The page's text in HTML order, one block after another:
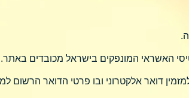
האשראי המונפקים בישראל מכובדים באתר.
דואר אלקטרוני ובו פרטי הדואר הרשום